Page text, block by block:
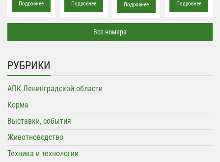
Подробнее Подробнее Подробнее Подробнее
Все номера
РУБРИКИ
АПК Ленинградской области
Корма
Выставки, события
Животноводство
Техника и технологии